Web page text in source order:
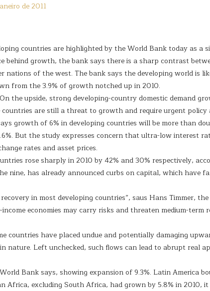
de 2011
countries are highlighted by the World Bank today as a
behind growth, the bank says there is a sharp contrast
nations of the west. The bank says the developing world is
from the 3.9% of growth notched up in 2010.
the upside, strong developing-country domestic demand
are still a threat to growth and require urgent policy
growth of 6% in developing countries will be more than
But the study expresses concern that ultra-low interest
rates and asset prices.
rose sharply in 2010 by 42% and 30% respectively,
nine, has already announced curbs on capital, which have
in most developing countries”, saus Hans Timmer,
economies may carry risks and threaten medium-term
countries have placed undue and potentially damaging
nature. Left unchecked, such flows can lead to abrupt real
Bank says, showing expansion of 9.3%. Latin America
Africa, excluding South Africa, had grown by 5.8% in 2010,